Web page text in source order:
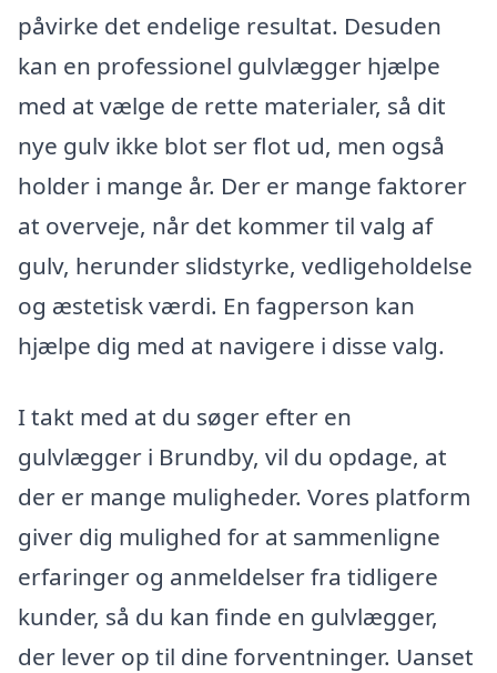
påvirke det endelige resultat. Desuden
kan en professionel gulvlægger hjælpe
med at vælge de rette materialer, så dit
nye gulv ikke blot ser flot ud, men også
holder i mange år. Der er mange faktorer
at overveje, når det kommer til valg af
gulv, herunder slidstyrke, vedligeholdelse
og æstetisk værdi. En fagperson kan
hjælpe dig med at navigere i disse valg.
I takt med at du søger efter en
gulvlægger i Brundby, vil du opdage, at
der er mange muligheder. Vores platform
giver dig mulighed for at sammenligne
erfaringer og anmeldelser fra tidligere
kunder, så du kan finde en gulvlægger,
der lever op til dine forventninger. Uanset